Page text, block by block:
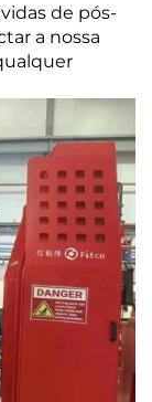
de pós-
a nossa